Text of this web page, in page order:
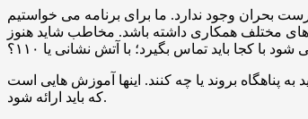
بحران وجود ندارد. ما برای برنامه می خواستیم
مختلف همکاری داشته باشد. مخاطب شاید هنوز
با کجا باید تماس بگیرد؛ با آتش نشانی یا ۱۱۰؟
پناهگاه بروند یا چه کنند. اینها آموزش هایی است
که باید ارائه شود.